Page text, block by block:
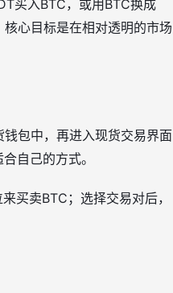
买入BTC，或用BTC换成
心目标是在相对透明的市场
包中，再进入现货交易界面
自己的方式。
买卖BTC；选择交易对后，